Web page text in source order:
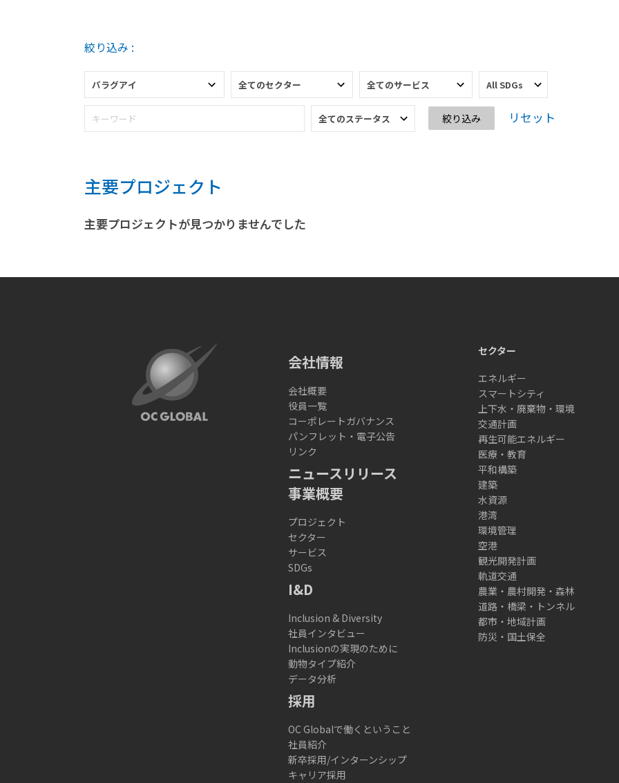
絞り込み :
リセット
主要プロジェクト
主要プロジェクトが見つかりませんでした
会社情報
会社概要
役員一覧
コーポレートガバナンス
パンフレット・電子公告
リンク
ニュースリリース
事業概要
プロジェクト
セクター
サービス
SDGs
I&D
Inclusion & Diversity
社員インタビュー
Inclusionの実現のために
動物タイプ紹介
データ分析
採用
OC Globalで働くということ
社員紹介
新卒採用/インターンシップ
キャリア採用
セクター
エネルギー
スマートシティ
上下水・廃棄物・環境
交通計画
再生可能エネルギー
医療・教育
平和構築
建築
水資源
港湾
環境管理
空港
観光開発計画
軌道交通
農業・農村開発・森林
道路・橋梁・トンネル
都市・地域計画
防災・国土保全